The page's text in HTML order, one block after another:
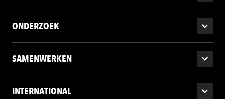
ONDERZOEK
SAMENWERKEN
INTERNATIONAL